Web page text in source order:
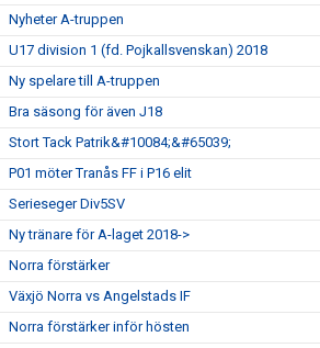
Nyheter A-truppen
U17 division 1 (fd. Pojkallsvenskan) 2018
Ny spelare till A-truppen
Bra säsong för även J18
Stort Tack Patrik&#10084;&#65039;
P01 möter Tranås FF i P16 elit
Serieseger Div5SV
Ny tränare för A-laget 2018->
Norra förstärker
Växjö Norra vs Angelstads IF
Norra förstärker inför hösten